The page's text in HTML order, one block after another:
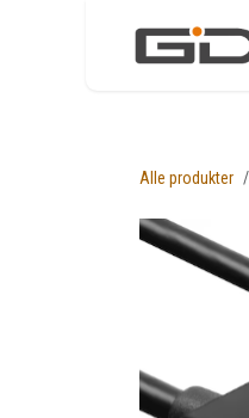
Alle produkter